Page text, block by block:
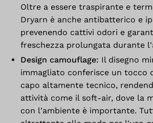
Oltre a essere traspirante e
Dryarn è anche antibatterico e
prevenendo cattivi odori e
freschezza prolungata durante
Design camouflage: Il disegno
immagliato conferisce un tocco
capo altamente tecnico,
attività come il soft-air, dove la
con l'ambiente è importante.